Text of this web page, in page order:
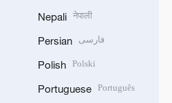
Nepali नेपाली
Persian فارسی
Polish Polski
Portuguese Português